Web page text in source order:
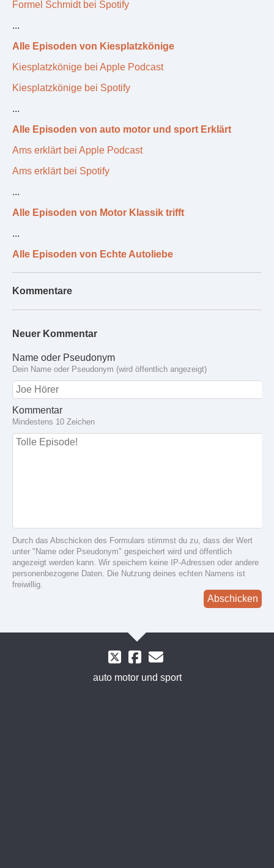
Formel Schmidt bei Spotify
...
Alle Episoden von Kiesplatzkönige
Kiesplatzkönige bei Apple Podcast
Kiesplatzkönige bei Spotify
...
Alle Episoden von auto motor und sport Erklärt
Ams erklärt bei Apple Podcast
Ams erklärt bei Spotify
...
Alle Episoden von Motor Klassik trifft
...
Alle Episoden von Echte Autoliebe
Kommentare
Neuer Kommentar
Name oder Pseudonym
Dein Name oder Pseudonym (wird öffentlich angezeigt)
Kommentar
Mindestens 10 Zeichen
Durch das Abschicken des Formulars stimmst du zu, dass der Wert
unter "Name oder Pseudonym" gespeichert wird und öffentlich
angezeigt werden kann. Wir speichern keine IP-Adressen oder andere
personenbezogene Daten. Die Nutzung deines echten Namens ist
freiwillig.
Abschicken
auto motor und sport